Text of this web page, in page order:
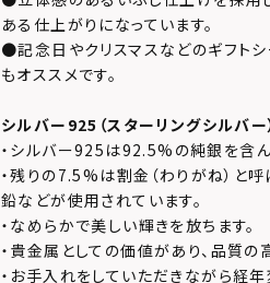
ある仕上がりになっています。
●記念日やクリスマスなどのギフトシ
もオススメです。
シルバー925（スターリングシルバー
・シルバー925は92.5%の純銀を含ん
・残りの7.5%は割金（わりがね）と
鉛などが使用されています。
・なめらかで美しい輝きを放ちます。
・貴金属としての価値があり、品質の
・お手入れをしていただきながら経